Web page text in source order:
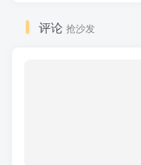
评论 抢沙发